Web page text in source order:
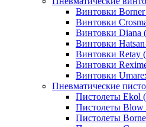
Винтовки
Винтовки
Винтовки Diana
Винтовки
Винтовки Retay
Винтовки
Винтовки
Пневматические
Пистолеты Ekol
Пистолеты Blow
Пистолеты